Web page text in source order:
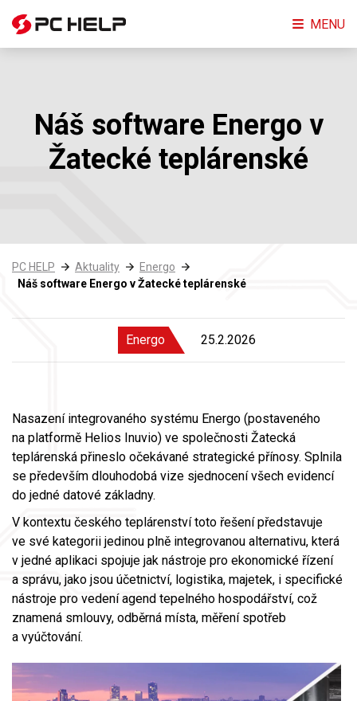
Náš software Energo v
Žatecké teplárenské
PC HELP Aktuality
Energo
Náš software Energo v Žatecké teplárenské
Energo 25.2.2026
Nasazení integrovaného systému Energo (postaveného
na platformě Helios Inuvio) ve společnosti Žatecká
teplárenská přineslo očekávané strategické přínosy. Splnila
se především dlouhodobá vize sjednocení všech evidencí
do jedné datové základny.
V kontextu českého teplárenství toto řešení představuje
ve své kategorii jedinou plně integrovanou alternativu, která
v jedné aplikaci spojuje jak nástroje pro ekonomické řízení
a správu, jako jsou účetnictví, logistika, majetek, i specifické
nástroje pro vedení agend tepelného hospodářství, což
znamená smlouvy, odběrná místa, měření spotřeb
a vyúčtování.
MENU